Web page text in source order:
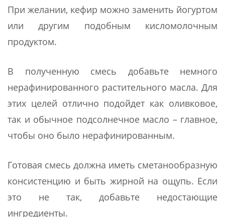
При желании, кефир можно заменить йогуртом
или другим подобным кисломолочным
продуктом.
В полученную смесь добавьте немного
нерафинированного растительного масла. Для
этих целей отлично подойдет как оливковое,
так и обычное подсолнечное масло – главное,
чтобы оно было нерафинированным.
Готовая смесь должна иметь сметанообразную
консистенцию и быть жирной на ощупь. Если
это не так, добавьте недостающие
ингредиенты.